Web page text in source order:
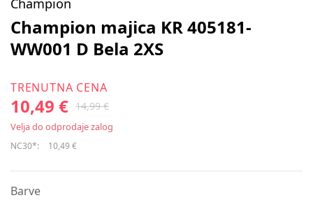
Champion
Champion majica KR 405181-
WW001 D Bela 2XS
TRENUTNA CENA
10,49 € 14,99 €
Velja do odprodaje zalog
NC30*: 10,49 €
Barve